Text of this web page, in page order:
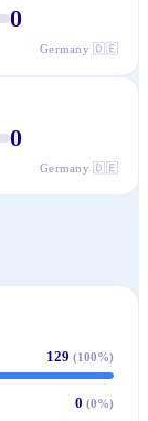
0
Germany 🇩🇪
0
Germany 🇩🇪
129 (100%)
0 (0%)